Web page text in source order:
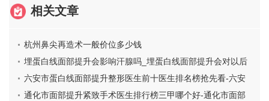
相关文章
杭州鼻尖再造术一般价位多少钱
埋蛋白线面部提升会影响汗腺吗_埋蛋白线面部提升会对以后
的怀孕有影响吗
六安市蛋白线面部提升整形医生前十医生排名榜抢先看-六安
市魏有志整形医生
通化市面部提升紧致手术医生排行榜三甲哪个好-通化市面部